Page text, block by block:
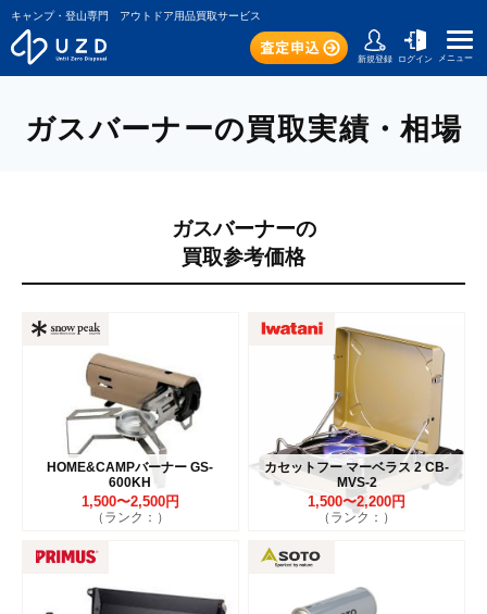
キャンプ・登山専門 アウトドア用品買取サービス
新規登録 ログイン メニュー
ガスバーナーの買取実績・相場
ガスバーナーの
買取参考価格
HOME&CAMPバーナー GS-
600KH
1,500〜2,500円
（ランク：）
カセットフー マーベラス 2 CB-
MVS-2
1,500〜2,200円
（ランク：）